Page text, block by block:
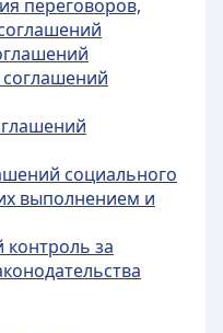
переговоров,
социального
выполнением и
за